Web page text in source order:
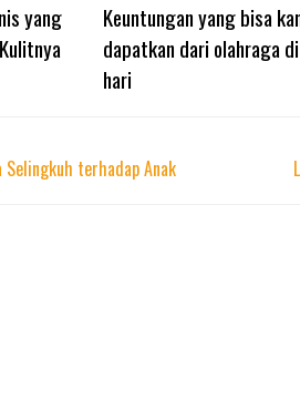
yang
Keuntungan yang bisa
dapatkan dari olahraga
hari
Selingkuh terhadap Anak